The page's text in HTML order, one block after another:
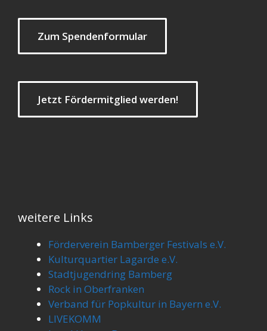
Zum Spendenformular
Jetzt Fördermitglied werden!
weitere Links
Förderverein Bamberger Festivals e.V.
Kulturquartier Lagarde e.V.
Stadtjugendring Bamberg
Rock in Oberfranken
Verband für Popkultur in Bayern e.V.
LIVEKOMM